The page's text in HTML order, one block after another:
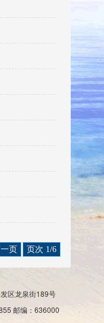
页 页次 1/6
区龙泉街189号
邮编：636000